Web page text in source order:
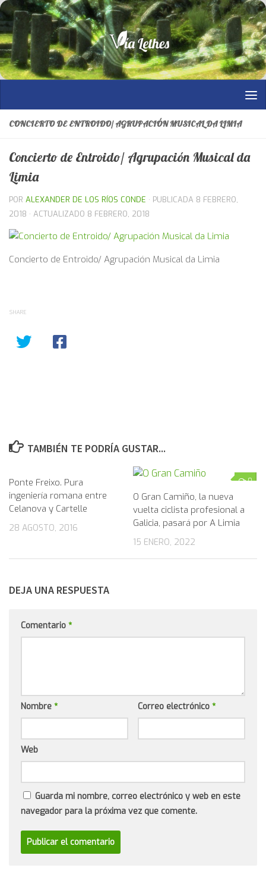
Saltar al contenido
CONCIERTO DE ENTROIDO/ AGRUPACIÓN MUSICAL DA LIMIA
Concierto de Entroido/ Agrupación Musical da
Limia
POR ALEXANDER DE LOS RÍOS CONDE · PUBLICADA 8 FEBRERO,
2018 · ACTUALIZADO 8 FEBRERO, 2018
Concierto de Entroido/ Agrupación Musical da Limia
SHARE
TAMBIÉN TE PODRÍA GUSTAR...
Ponte Freixo. Pura
ingeniería romana entre
Celanova y Cartelle
28 AGOSTO, 2016
0
O Gran Camiño, la nueva
vuelta ciclista profesional a
Galicia, pasará por A Limia
15 ENERO, 2022
DEJA UNA RESPUESTA
Comentario *
Nombre * Correo electrónico *
Web
Guarda mi nombre, correo electrónico y web en este
navegador para la próxima vez que comente.